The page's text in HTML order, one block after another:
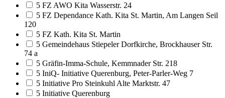
5 FZ AWO Kita Wasserstr. 24
5 FZ Dependance Kath. Kita St. Martin, Am Langen Seil
120
5 FZ Kath. Kita St. Martin
5 Gemeindehaus Stiepeler Dorfkirche, Brockhauser Str.
74 a
5 Gräfin-Imma-Schule, Kemmnader Str. 218
5 IniQ- Initiative Querenburg, Peter-Parler-Weg 7
5 Initiative Pro Steinkuhl Alte Marktstr. 47
5 Initiative Querenburg